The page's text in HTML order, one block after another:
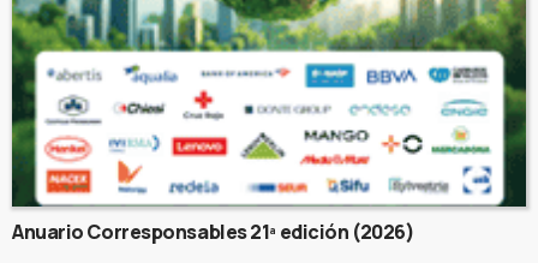
Anuario Corresponsables 21ª edición (2026)